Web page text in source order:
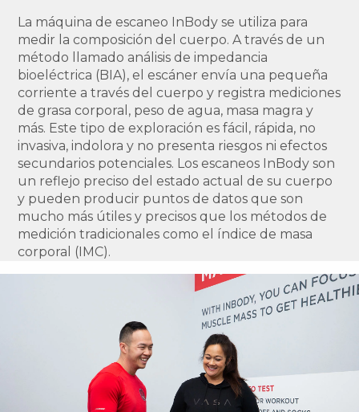
La máquina de escaneo InBody se utiliza para
medir la composición del cuerpo. A través de un
método llamado análisis de impedancia
bioeléctrica (BIA), el escáner envía una pequeña
corriente a través del cuerpo y registra mediciones
de grasa corporal, peso de agua, masa magra y
más. Este tipo de exploración es fácil, rápida, no
invasiva, indolora y no presenta riesgos ni efectos
secundarios potenciales. Los escaneos InBody son
un reflejo preciso del estado actual de su cuerpo
y pueden producir puntos de datos que son
mucho más útiles y precisos que los métodos de
medición tradicionales como el índice de masa
corporal (IMC).